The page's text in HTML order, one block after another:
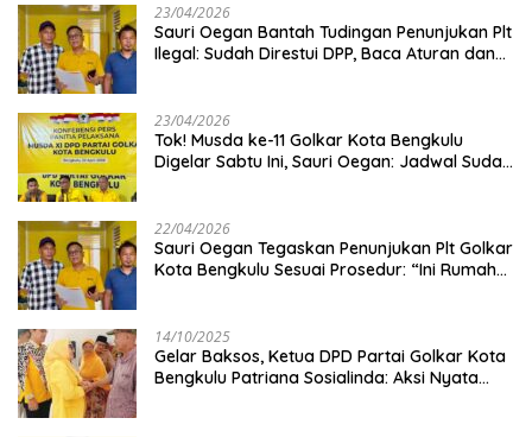
23/04/2026
Sauri Oegan Bantah Tudingan Penunjukan Plt
Ilegal: Sudah Direstui DPP, Baca Aturan dan
23/04/2026
‎Tok! Musda ke-11 Golkar Kota Bengkulu
Digelar Sabtu Ini, Sauri Oegan: Jadwal Sudah
22/04/2026
Sauri Oegan Tegaskan Penunjukan Plt Golkar
Kota Bengkulu Sesuai Prosedur: “Ini Rumah
14/10/2025
‎Gelar Baksos, Ketua DPD Partai Golkar Kota
Bengkulu Patriana Sosialinda: Aksi Nyata